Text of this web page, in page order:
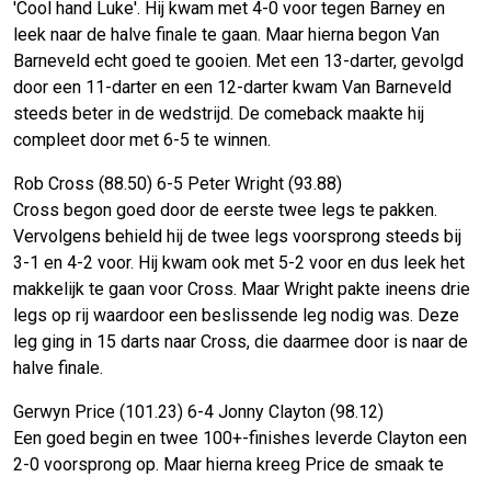
'Cool hand Luke'. Hij kwam met 4-0 voor tegen Barney en
leek naar de halve finale te gaan. Maar hierna begon Van
Barneveld echt goed te gooien. Met een 13-darter, gevolgd
door een 11-darter en een 12-darter kwam Van Barneveld
steeds beter in de wedstrijd. De comeback maakte hij
compleet door met 6-5 te winnen.
Rob Cross (88.50) 6-5 Peter Wright (93.88)
Cross begon goed door de eerste twee legs te pakken.
Vervolgens behield hij de twee legs voorsprong steeds bij
3-1 en 4-2 voor. Hij kwam ook met 5-2 voor en dus leek het
makkelijk te gaan voor Cross. Maar Wright pakte ineens drie
legs op rij waardoor een beslissende leg nodig was. Deze
leg ging in 15 darts naar Cross, die daarmee door is naar de
halve finale.
Gerwyn Price (101.23) 6-4 Jonny Clayton (98.12)
Een goed begin en twee 100+-finishes leverde Clayton een
2-0 voorsprong op. Maar hierna kreeg Price de smaak te